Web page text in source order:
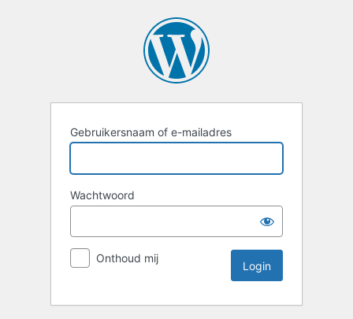
Gebruikersnaam of e-mailadres
Wachtwoord
Onthoud mij